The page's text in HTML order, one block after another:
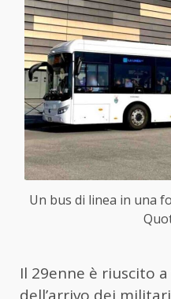
Un bus di linea in una
Il 29enne è riuscito
dell’arrivo dei